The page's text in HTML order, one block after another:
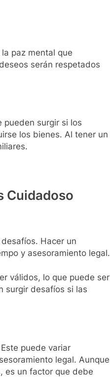
paz mental que
serán respetados
pueden surgir si los
los bienes. Al tener un
Cuidadoso
Hacer un
y asesoramiento legal.
válidos, lo que puede ser
surgir desafíos si las
puede variar
legal. Aunque
es un factor que debe